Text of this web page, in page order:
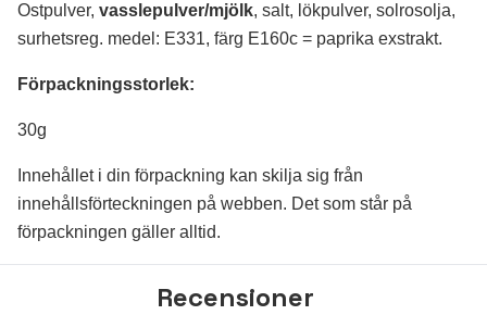
Ostpulver, vasslepulver/mjölk, salt, lökpulver, solrosolja,
surhetsreg. medel: E331, färg E160c = paprika exstrakt.
Förpackningsstorlek:
30g
Innehållet i din förpackning kan skilja sig från
innehållsförteckningen på webben. Det som står på
förpackningen gäller alltid.
Recensioner